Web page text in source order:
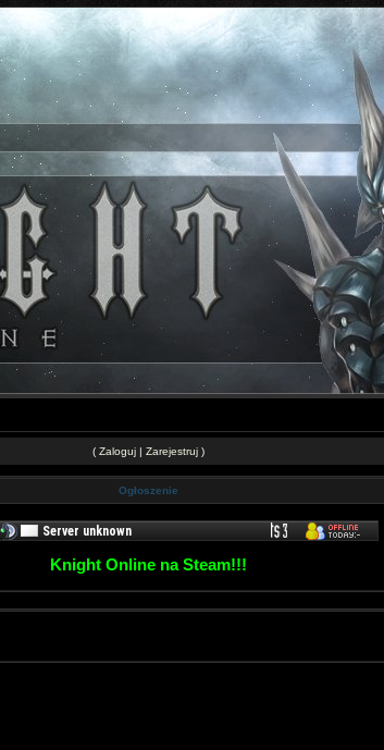
( Zaloguj| Zarejestruj)
Ogłoszenie
Knight Online na Steam!!!